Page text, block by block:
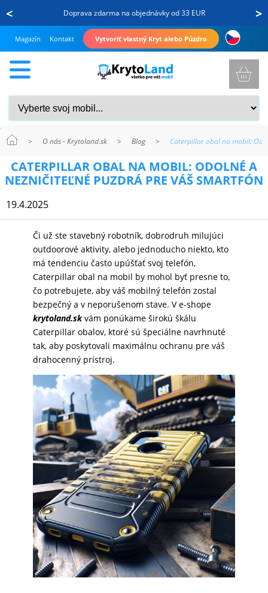
< >
Doprava zdarma na objednávky od 33 EUR
Magazín Kontakt Vytvoriť vlastný Kryt alebo Púzdro
A
NA
MOBIL
TVRDENÉ
PRODUKTY
PRÍSLUŠENSTVO
MOBILY
PRÍSLUŠENSTVO
CATERPILLAR OBAL NA MOBIL: ODOLNÉ A
NEZNIČITEĽNÉ PUZDRÁ PRE VÁŠ SMARTFÓN
19.4.2025
Či už ste stavebný robotník, dobrodruh milujúci
outdoorové aktivity, alebo jednoducho niekto, kto
má tendenciu často upúšťať svoj telefón,
Caterpillar obal na mobil by mohol byť presne to,
čo potrebujete, aby váš mobilný telefón zostal
bezpečný a v neporušenom stave. V e-shope
krytoland.skvám ponúkame širokú škálu
Caterpillar obalov, ktoré sú špeciálne navrhnuté
tak, aby poskytovali maximálnu ochranu pre váš
drahocenný prístroj.
> O nás - Krytoland.sk > Blog > Caterpillar obal na mobil: